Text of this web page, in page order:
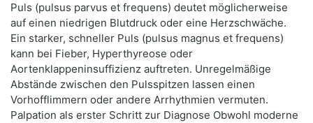
Puls (pulsus parvus et frequens) deutet möglicherweise
auf einen niedrigen Blutdruck oder eine Herzschwäche.
Ein starker, schneller Puls (pulsus magnus et frequens)
kann bei Fieber, Hyperthyreose oder
Aortenklappeninsuffizienz auftreten. Unregelmäßige
Abstände zwischen den Pulsspitzen lassen einen
Vorhofflimmern oder andere Arrhythmien vermuten.
Palpation als erster Schritt zur Diagnose Obwohl moderne